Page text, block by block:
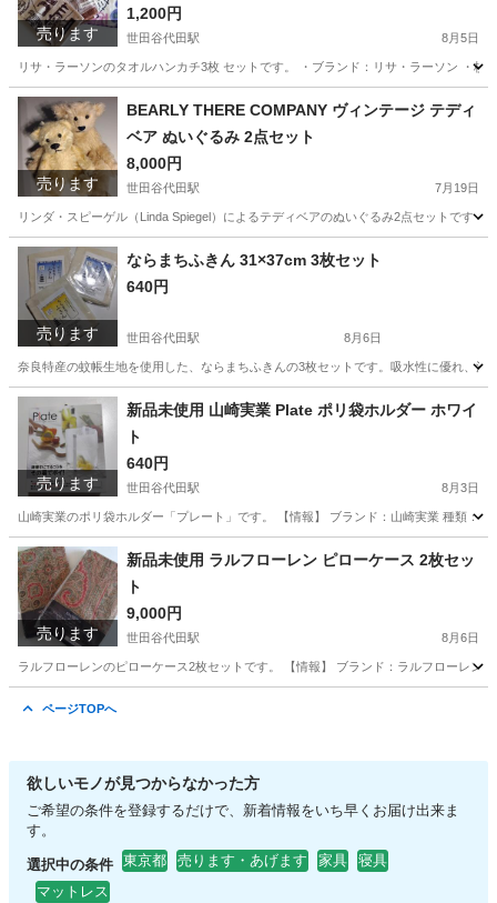
売ります
1,200円
世田谷代田駅 8月5日
リサ・ラーソンのタオルハンカチ3枚 セットです。 ・ブランド：リサ・ラーソン ・
東京 世田谷区 ラーソン
売ります
BEARLY THERE COMPANY ヴィンテージ テディ
ベア ぬいぐるみ 2点セット
8,000円
世田谷代田駅 7月19日
リンダ・スピーゲル（Linda Spiegel）によるテディベアのぬいぐるみ2点セットです
東京 世田谷区 世田谷代田駅 テディベア
売ります
ならまちふきん 31×37cm 3枚セット
640円
世田谷代田駅 8月6日
奈良特産の蚊帳生地を使用した、ならまちふきんの3枚セットです。吸水性に優れ、
東京 世田谷区 世田谷代田駅 家庭用品
売ります
新品未使用 山崎実業 Plate ポリ袋ホルダー ホワイ
ト
640円
世田谷代田駅 8月3日
山崎実業のポリ袋ホルダー「プレート」です。 【情報】 ブランド：山崎実業 種類：
東京 世田谷区 世田谷代田駅 ホワイト
売ります
新品未使用 ラルフローレン ピローケース 2枚セッ
ト
9,000円
世田谷代田駅 8月6日
ラルフローレンのピローケース2枚セットです。 【情報】 ブランド：ラルフローレ
ページTOPへ
欲しいモノが見つからなかった方
ご希望の条件を登録するだけで、新着情報をいち早くお届け出来ま
す。
選択中の条件 東京都 売ります・あげます 家具
寝具
マットレス